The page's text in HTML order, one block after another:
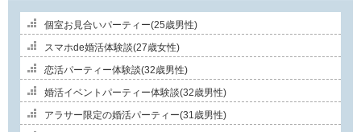
個室お見合いパーティー(25歳男性)
スマホde婚活体験談(27歳女性)
恋活パーティー体験談(32歳男性)
婚活イベントパーティー体験談(32歳男性)
アラサー限定の婚活パーティー(31歳男性)